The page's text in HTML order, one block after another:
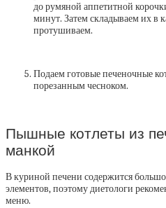
до румяной аппетитной
минут. Затем складываем их в
протушиваем.
Подаем готовые печеночные
порезанным чесноком.
Пышные котлеты из
манкой
В куриной печени содержится
элементов, поэтому диетологи
меню.